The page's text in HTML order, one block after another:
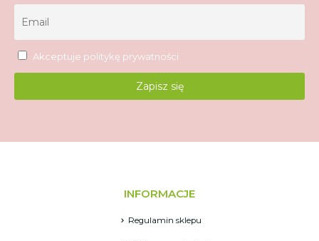
Akceptuje politykę prywatności
INFORMACJE
Regulamin sklepu